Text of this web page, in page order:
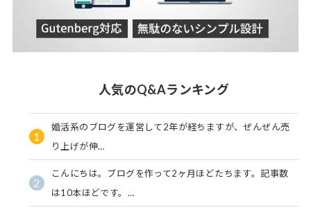
人気のQ&Aランキング
1
婚活系のブログを運営して2年が経ちますが、ぜんぜん売
り上げが伸…
2
こんにちは。ブログを作って2ヶ月ほどたちます。記事数
は10本ほどです。…